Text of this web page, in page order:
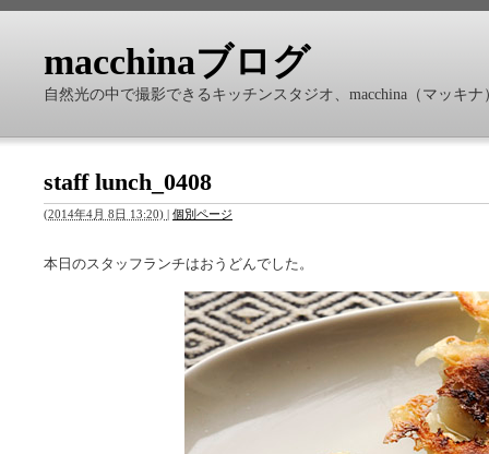
macchinaブログ
自然光の中で撮影できるキッチンスタジオ、macchina（マッキ
staff lunch_0408
(2014年4月 8日 13:20) | 個別ページ
本日のスタッフランチはおうどんでした。